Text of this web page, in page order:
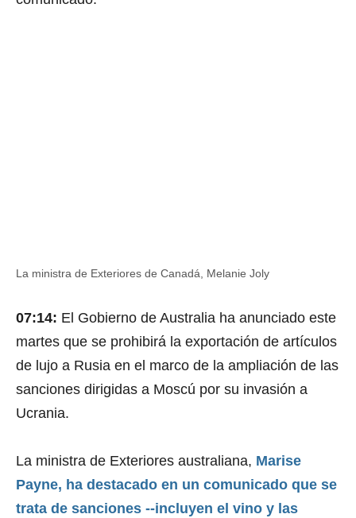
La ministra de Exteriores de Canadá, Melanie Joly
07:14: El Gobierno de Australia ha anunciado este
martes que se prohibirá la exportación de artículos
de lujo a Rusia en el marco de la ampliación de las
sanciones dirigidas a Moscú por su invasión a
Ucrania.
La ministra de Exteriores australiana, Marise
Payne, ha destacado en un comunicado que se
trata de sanciones --incluyen el vino y las